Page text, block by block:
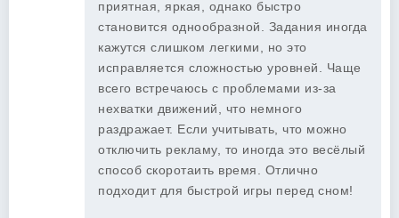
приятная, яркая, однако быстро
становится однообразной. Задания иногда
кажутся слишком легкими, но это
исправляется сложностью уровней. Чаще
всего встречаюсь с проблемами из-за
нехватки движений, что немного
раздражает. Если учитывать, что можно
отключить рекламу, то иногда это весёлый
способ скоротаить время. Отлично
подходит для быстрой игры перед сном!